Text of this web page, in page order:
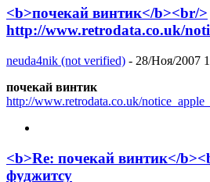
<b>почекай винтик</b><br/>
http://www.retrodata.co.uk/
neuda4nik (not verified) - 28/Ноя/2007
почекай винтик
http://www.retrodata.co.uk/
<b>Re: почекай винтик</
фуджитсу